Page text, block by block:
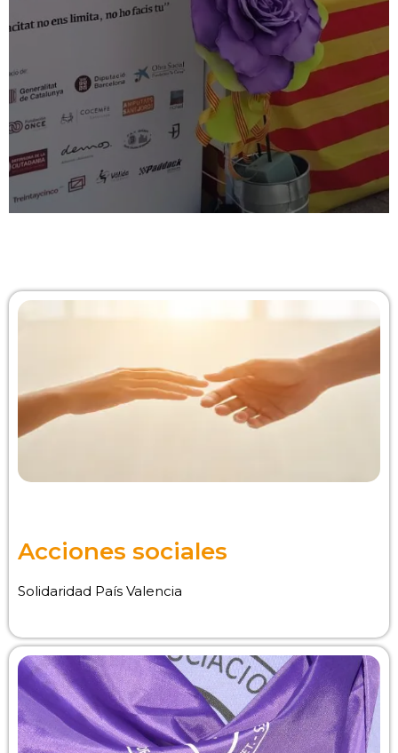
Acciones sociales
Solidaridad País Valencia